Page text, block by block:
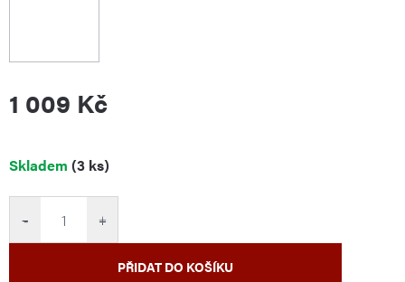
1 009 Kč
Měrná
Skladem (3 ks)
+
−
PŘIDAT DO KOŠÍKU